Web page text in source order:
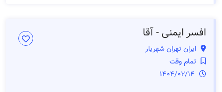
افسر ایمنی - آقا
ایران تهران شهریار
تمام وقت